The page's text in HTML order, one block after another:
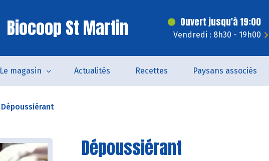
Biocoop St Martin Ouvert jusqu'à 19:00
Vendredi : 8h30 - 19h00
Le magasin Actualités Recettes Paysans associés
Dépoussiérant
Dépoussiérant